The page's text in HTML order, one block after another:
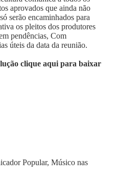
aprovados que ainda não
serão encaminhados para
os pleitos dos produtores
pendências, Com
úteis da data da reunião.
clique aqui para baixar
Popular, Músico nas